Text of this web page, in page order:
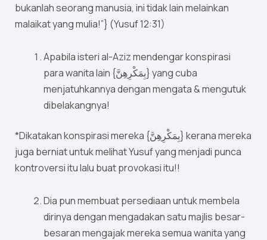
bukanlah seorang manusia, ini tidak lain melainkan
malaikat yang mulia!”} (Yusuf 12:31)
Apabila isteri al-Aziz mendengar konspirasi
para wanita lain {بِمَكْرِهِنَّ} yang cuba
menjatuhkannya dengan mengata & mengutuk
dibelakangnya!
*Dikatakan konspirasi mereka {بِمَكْرِهِنَّ} kerana mereka
juga berniat untuk melihat Yusuf yang menjadi punca
kontroversi itu lalu buat provokasi itu!!
Dia pun membuat persediaan untuk membela
dirinya dengan mengadakan satu majlis besar-
besaran mengajak mereka semua wanita yang